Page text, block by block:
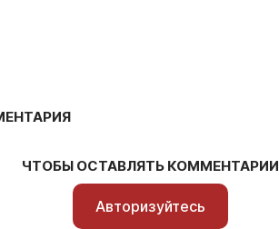
ЧТОБЫ ОСТАВЛЯТЬ КОММЕНТАРИИ
Авторизуйтесь